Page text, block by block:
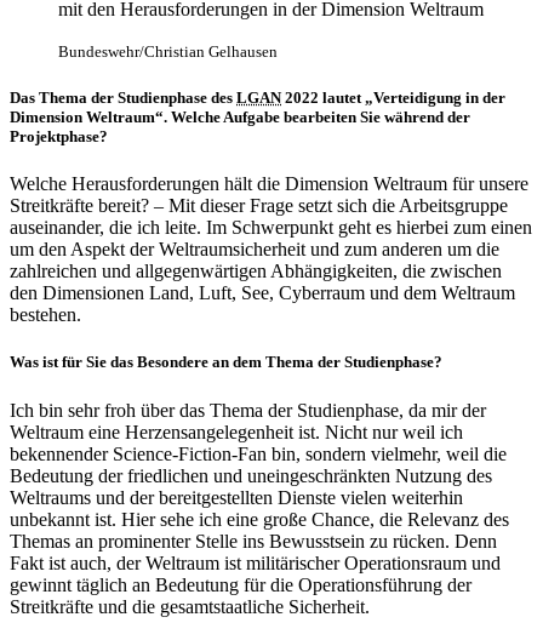
mit den Herausforderungen in der Dimension Weltraum
Bundeswehr/Christian Gelhausen
Das Thema der Studienphase des LGAN2022 lautet „Verteidigung in der
Dimension Weltraum“. Welche Aufgabe bearbeiten Sie während der
Projektphase?
Welche Herausforderungen hält die Dimension Weltraum für unsere
Streitkräfte bereit? – Mit dieser Frage setzt sich die Arbeitsgruppe
auseinander, die ich leite. Im Schwerpunkt geht es hierbei zum einen
um den Aspekt der Weltraumsicherheit und zum anderen um die
zahlreichen und allgegenwärtigen Abhängigkeiten, die zwischen
den Dimensionen Land, Luft, See, Cyberraum und dem Weltraum
bestehen.
Was ist für Sie das Besondere an dem Thema der Studienphase?
Ich bin sehr froh über das Thema der Studienphase, da mir der
Weltraum eine Herzensangelegenheit ist. Nicht nur weil ich
bekennender Science-Fiction-Fan bin, sondern vielmehr, weil die
Bedeutung der friedlichen und uneingeschränkten Nutzung des
Weltraums und der bereitgestellten Dienste vielen weiterhin
unbekannt ist. Hier sehe ich eine große Chance, die Relevanz des
Themas an prominenter Stelle ins Bewusstsein zu rücken. Denn
Fakt ist auch, der Weltraum ist militärischer Operationsraum und
gewinnt täglich an Bedeutung für die Operationsführung der
Streitkräfte und die gesamtstaatliche Sicherheit.